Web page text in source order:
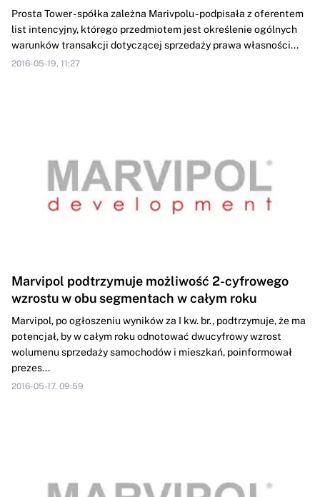
Prosta Tower - spółka zależna Marivpolu - podpisała z oferentem
list intencyjny, którego przedmiotem jest określenie ogólnych
warunków transakcji dotyczącej sprzedaży prawa własności...
2016-05-19, 11:27
Marvipol podtrzymuje możliwość 2-cyfrowego
wzrostu w obu segmentach w całym roku
Marvipol, po ogłoszeniu wyników za I kw. br., podtrzymuje, że ma
potencjał, by w całym roku odnotować dwucyfrowy wzrost
wolumenu sprzedaży samochodów i mieszkań, poinformował
prezes...
2016-05-17, 09:59